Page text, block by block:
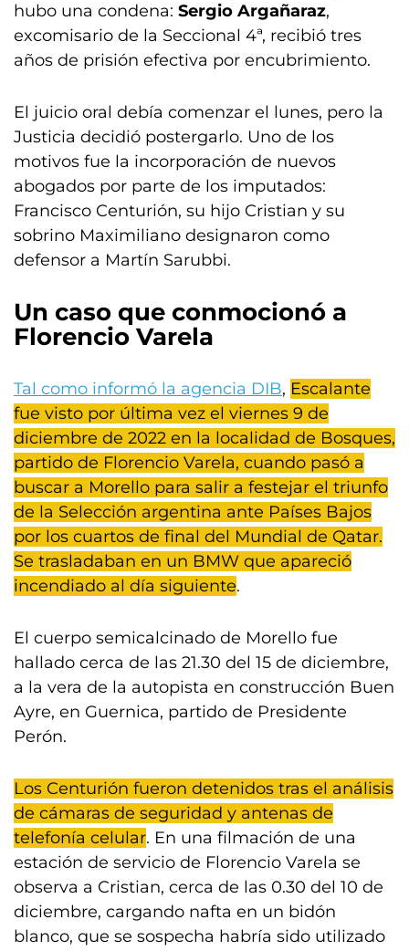
hubo una condena: Sergio Argañaraz,
excomisario de la Seccional 4ª, recibió tres
años de prisión efectiva por encubrimiento.
El juicio oral debía comenzar el lunes, pero la
Justicia decidió postergarlo. Uno de los
motivos fue la incorporación de nuevos
abogados por parte de los imputados:
Francisco Centurión, su hijo Cristian y su
sobrino Maximiliano designaron como
defensor a Martín Sarubbi.
Un caso que conmocionó a
Florencio Varela
Tal como informó la agencia DIB, Escalante
fue visto por última vez el viernes 9 de
diciembre de 2022 en la localidad de Bosques,
partido de Florencio Varela, cuando pasó a
buscar a Morello para salir a festejar el triunfo
de la Selección argentina ante Países Bajos
por los cuartos de final del Mundial de Qatar.
Se trasladaban en un BMW que apareció
incendiado al día siguiente.
El cuerpo semicalcinado de Morello fue
hallado cerca de las 21.30 del 15 de diciembre,
a la vera de la autopista en construcción Buen
Ayre, en Guernica, partido de Presidente
Perón.
Los Centurión fueron detenidos tras el análisis
de cámaras de seguridad y antenas de
telefonía celular. En una filmación de una
estación de servicio de Florencio Varela se
observa a Cristian, cerca de las 0.30 del 10 de
diciembre, cargando nafta en un bidón
blanco, que se sospecha habría sido utilizado